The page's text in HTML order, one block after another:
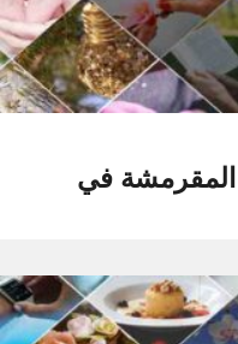
المقرمشة في